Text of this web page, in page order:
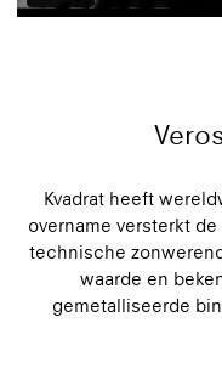
Kvadrat heeft
overname versterkt
technische
waarde en
gemetalliseerde